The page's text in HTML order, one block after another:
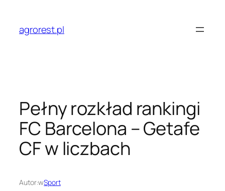
treściagrorest.pl
Pełny rozkład rankingi
FC Barcelona – Getafe
CF w liczbach
Autor:wSport